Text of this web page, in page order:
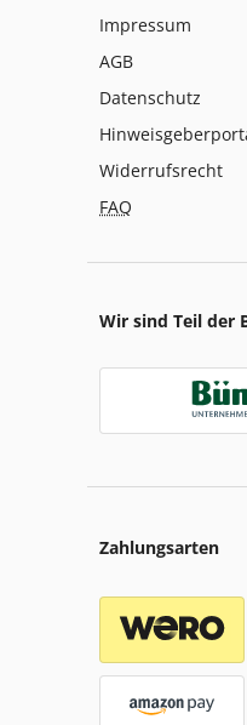
Impressum
AGB
Datenschutz
Widerrufsrecht
FAQ
Wir sind Teil der
Zahlungsarten